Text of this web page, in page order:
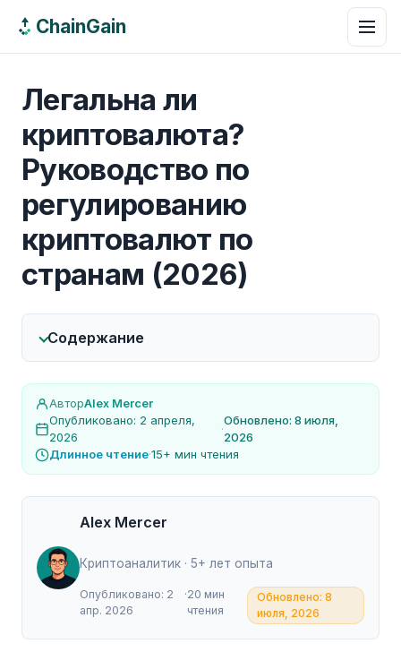
ChainGain
Легальна ли
криптовалюта?
Руководство по
регулированию
криптовалют по
странам (2026)
Содержание
АвторAlex Mercer
Опубликовано: 2 апреля,
2026
·
Обновлено: 8 июля,
2026
Длинное чтение·15+ мин чтения
Alex Mercer
Криптоаналитик · 5+ лет опыта
Опубликовано: 2
апр. 2026
·20 мин
чтения
Обновлено: 8
июля, 2026